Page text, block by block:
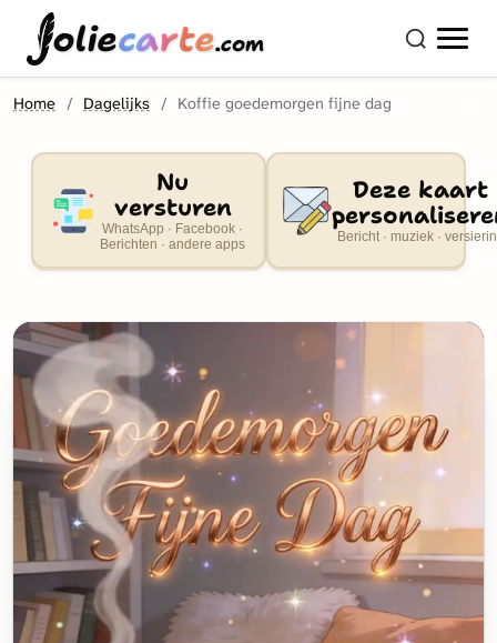
oliecarte.com
Home Dagelijks Koffie goedemorgen fijne dag
Nu
versturen
WhatsApp · Facebook ·
Berichten · andere apps
Deze kaart
Bericht · muziek ·